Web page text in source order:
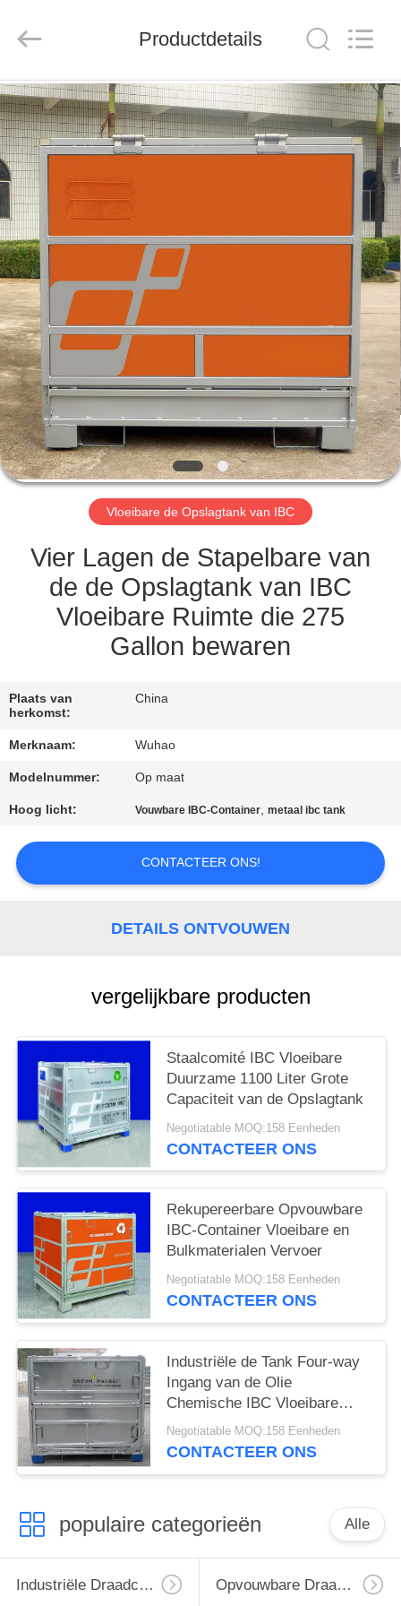
HUIS
PRODUCTEN
ONGEVEER
ONS
FABRIEKSREIS
KWALITEITSCONTROLE
CONTACTEER
ONS
VERZOEK
EEN
CITAAT
SITEMAP
PRIVACY
POLICY
Co.,
Reserved.
Productdetails
Vloeibare de Opslagtank van IBC
Vier Lagen de Stapelbare van
de de Opslagtank van IBC
Vloeibare Ruimte die 275
Gallon bewaren
Plaats van
herkomst:
China
Merknaam: Wuhao
Modelnummer: Op maat
Hoog licht: Vouwbare IBC-Container,metaal ibc tank
CONTACTEER ONS!
DETAILS ONTVOUWEN
vergelijkbare producten
Staalcomité IBC Vloeibare
Duurzame 1100 Liter Grote
Capaciteit van de Opslagtank
Negotiatable MOQ:158 Eenheden
CONTACTEER ONS
Rekupereerbare Opvouwbare
IBC-Container Vloeibare en
Bulkmaterialen Vervoer
Negotiatable MOQ:158 Eenheden
CONTACTEER ONS
Industriële de Tank Four-way
Ingang van de Olie
Chemische IBC Vloeibare
Opslag
Negotiatable MOQ:158 Eenheden
CONTACTEER ONS
populaire categorieën Alle
Industriële Draadcontainer Opvouwbare Draadcontainer